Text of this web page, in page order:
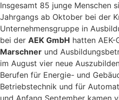
Insgesamt 85 junge Menschen
Jahrgangs ab Oktober bei der
Unternehmensgruppe in
bei der AEK GmbH hatten
Marschner und
im August vier neue
Berufen für Energie- und
Betriebstechnik und für